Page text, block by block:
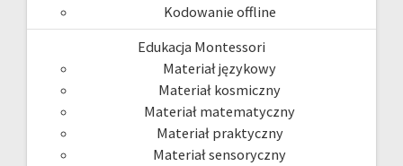
Kodowanie offline
Edukacja Montessori
Materiał językowy
Materiał kosmiczny
Materiał matematyczny
Materiał praktyczny
Materiał sensoryczny